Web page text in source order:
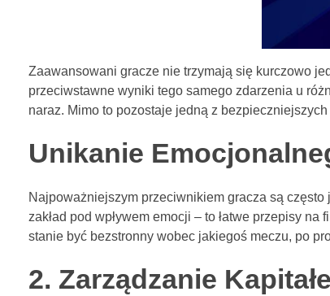
Zaawansowani gracze nie trzymają się kurczowo
przeciwstawne wyniki tego samego zdarzenia u
naraz. Mimo to pozostaje jedną z
Unikanie
Najpoważniejszym przeciwnikiem gracza są
zakład pod wpływem emocji – to łatwe przepisy
stanie być bezstronny wobec jakiegoś meczu, po
2. Zarządzanie